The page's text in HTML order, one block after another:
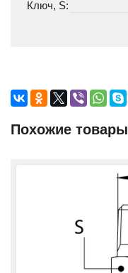
Ключ, S:
Похожие товары